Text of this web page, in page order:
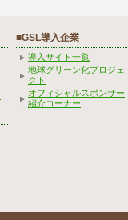
■GSL導入企業
導入サイト一覧
地球グリーン化プロジェ
クト
オフィシャルスポンサー
紹介コーナー